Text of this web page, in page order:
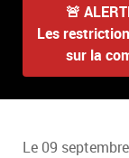
🚨
Les
sur la
Le 09